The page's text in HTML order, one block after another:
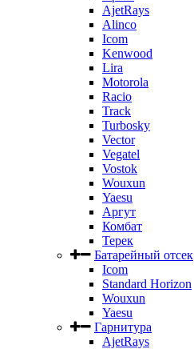
AjetRays
Alinco
Icom
Kenwood
Lira
Motorola
Racio
Track
Turbosky
Vector
Vegatel
Vostok
Wouxun
Yaesu
Аргут
Комбат
Терек
Батарейный отсек
Icom
Standard Horizon
Wouxun
Yaesu
Гарнитура
AjetRays